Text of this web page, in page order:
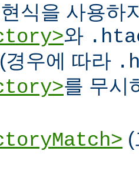
식을 사용하
와
경우에 따라
를 무시